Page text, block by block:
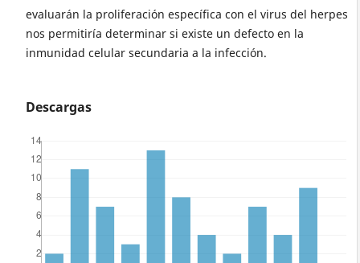
evaluarán la proliferación específica con el virus del herpes
nos permitiría determinar si existe un defecto en la
inmunidad celular secundaria a la infección.
Descargas